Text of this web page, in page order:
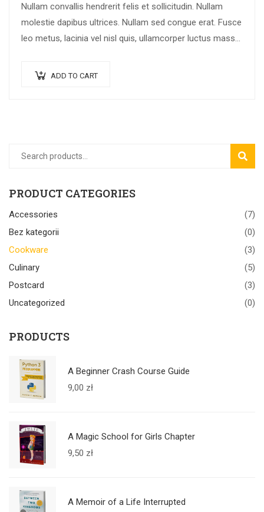
Nullam convallis hendrerit felis et sollicitudin. Nullam
molestie dapibus ultrices. Nullam sed congue erat. Fusce
leo metus, lacinia vel nisl quis, ullamcorper luctus massa.
ADD TO CART
PRODUCT CATEGORIES
Accessories
(7)
Bez kategorii
(0)
Cookware
(3)
Culinary
(5)
Postcard
(3)
Uncategorized
(0)
PRODUCTS
A Beginner Crash Course Guide
9,00 zł
A Magic School for Girls Chapter
9,50 zł
A Memoir of a Life Interrupted